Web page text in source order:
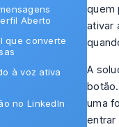
Aberto
que converte
à voz ativa
no LinkedIn
quem
ativar
A
uma
entrar